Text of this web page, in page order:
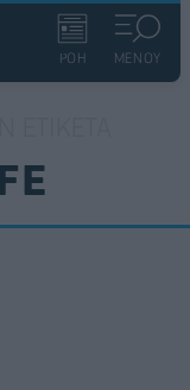
ΡΟΗ ΜΕΝΟΥ